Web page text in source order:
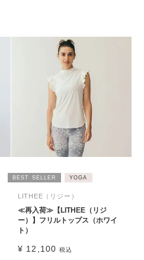
BEST SELLER YOGA
LITHEE（リジー）
≪再入荷≫【LITHEE（リジ
ー）】フリルトップス（ホワイ
ト）
¥ 12,100 税込